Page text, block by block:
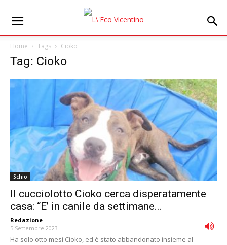
Home Tags Cioko
Tag: Cioko
Schio
Il cucciolotto Cioko cerca disperatamente
casa: “E’ in canile da settimane...
Redazione -
5 Settembre 2023
Ha solo otto mesi Cioko, ed è stato abbandonato insieme al